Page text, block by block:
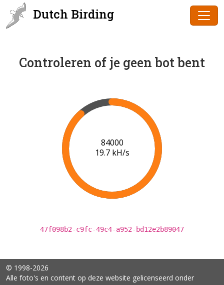
Dutch Birding
Controleren of je geen bot bent
85000
19.7 kH/s
47f098b2-c9fc-49c4-a952-bd12e2b89047
© 1998-2026
Alle foto's en content op deze website gelicenseerd onder